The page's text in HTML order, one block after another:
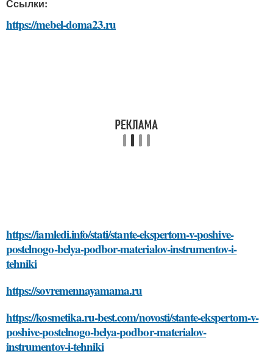
Ссылки:
https://mebel-doma23.ru
https://iamledi.info/stati/stante-ekspertom-v-poshive-
postelnogo-belya-podbor-materialov-instrumentov-i-
tehniki
https://sovremennayamama.ru
https://kosmetika.ru-best.com/novosti/stante-ekspertom-v-
poshive-postelnogo-belya-podbor-materialov-
instrumentov-i-tehniki